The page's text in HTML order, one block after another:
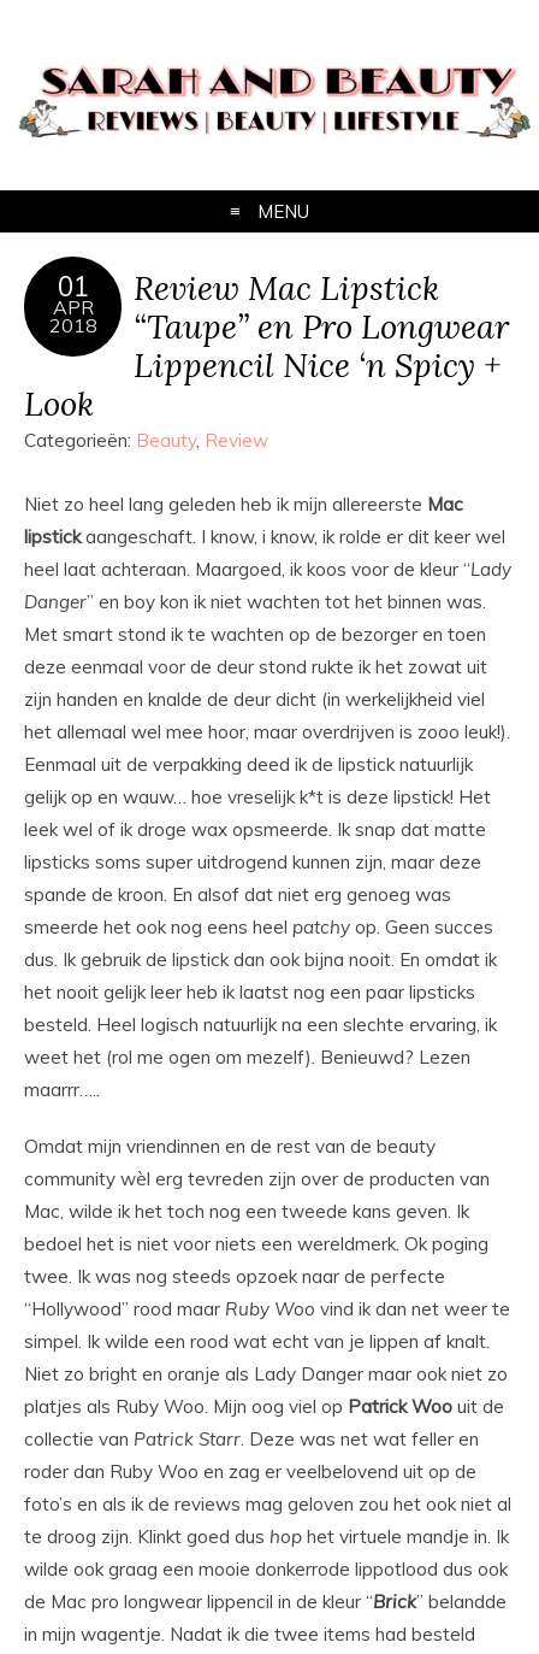
MENU
01
APR
2018
Review Mac Lipstick
“Taupe” en Pro Longwear
Lippencil Nice ‘n Spicy +
Look
Categorieën: Beauty, Review
Niet zo heel lang geleden heb ik mijn allereerste Mac
lipstickaangeschaft. I know, i know, ik rolde er dit keer wel
heel laat achteraan. Maargoed, ik koos voor de kleur “Lady
Danger” en boy kon ik niet wachten tot het binnen was.
Met smart stond ik te wachten op de bezorger en toen
deze eenmaal voor de deur stond rukte ik het zowat uit
zijn handen en knalde de deur dicht (in werkelijkheid viel
het allemaal wel mee hoor, maar overdrijven is zooo leuk!).
Eenmaal uit de verpakking deed ik de lipstick natuurlijk
gelijk op en wauw… hoe vreselijk k*t is deze lipstick! Het
leek wel of ik droge wax opsmeerde. Ik snap dat matte
lipsticks soms super uitdrogend kunnen zijn, maar deze
spande de kroon. En alsof dat niet erg genoeg was
smeerde het ook nog eens heel patchy op. Geen succes
dus. Ik gebruik de lipstick dan ook bijna nooit. En omdat ik
het nooit gelijk leer heb ik laatst nog een paar lipsticks
besteld. Heel logisch natuurlijk na een slechte ervaring, ik
weet het (rol me ogen om mezelf). Benieuwd? Lezen
maarrr…..
Omdat mijn vriendinnen en de rest van de beauty
community wèl erg tevreden zijn over de producten van
Mac, wilde ik het toch nog een tweede kans geven. Ik
bedoel het is niet voor niets een wereldmerk. Ok poging
twee. Ik was nog steeds opzoek naar de perfecte
“Hollywood” rood maar Ruby Woo vind ik dan net weer te
simpel. Ik wilde een rood wat echt van je lippen af knalt.
Niet zo bright en oranje als Lady Danger maar ook niet zo
platjes als Ruby Woo. Mijn oog viel op Patrick Woo uit de
collectie van Patrick Starr. Deze was net wat feller en
roder dan Ruby Woo en zag er veelbelovend uit op de
foto’s en als ik de reviews mag geloven zou het ook niet al
te droog zijn. Klinkt goed dus hop het virtuele mandje in. Ik
wilde ook graag een mooie donkerrode lippotlood dus ook
de Mac pro longwear lippencil in de kleur “Brick” belandde
in mijn wagentje. Nadat ik die twee items had besteld